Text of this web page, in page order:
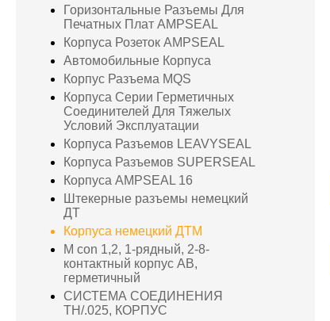
Горизонтальные Разъемы Для
Печатных Плат AMPSEAL
Корпуса Розеток AMPSEAL
Автомобильные Корпуса
Корпус Разъема MQS
Корпуса Серии Герметичных
Соединителей Для Тяжелых
Условий Эксплуатации
Корпуса Разъемов LEAVYSEAL
Корпуса Разъемов SUPERSEAL
Корпуса AMPSEAL 16
Штекерные разъемы немецкий
ДТ
Корпуса немецкий ДТМ
M con 1,2, 1-рядный, 2-8-
контактный корпус AB,
герметичный
СИСТЕМА СОЕДИНЕНИЯ
TH/.025, КОРПУС